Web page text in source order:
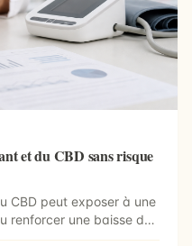
et du CBD sans risque
CBD peut exposer à une
renforcer une baisse de